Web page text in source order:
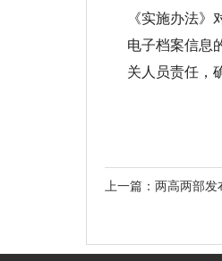
《实施办法
电子档案信息
关人员责任，
上一篇： 两高两部发